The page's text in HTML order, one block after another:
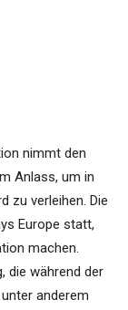
nimmt den
Anlass, um in
zu verleihen. Die
Europe statt,
machen.
die während der
anderem